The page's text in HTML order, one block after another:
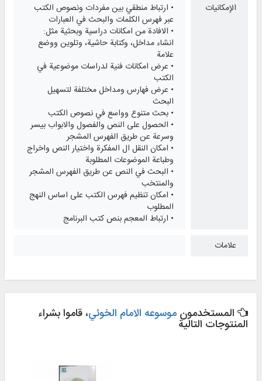
الإمكانيات
• ارتباط منطقي بين مفردات ونصوص الكتب
عبر فهرس الكلمات والبحث في العبارات
• الافادة من امكانات دراسية وبحثية مثل:
انشاء مداخل، وكتابة حاشية، وتلوين ووضع
علامة
• عرض امكانات فنية لدراسات موضوعية في
الكتب
• عرض فهارس ومداخل مختلفة لتسهيل
البحث
• بحث متنوع وواسع في نصوص الكتب
• الحصول على النص والفصول والابواب بيسر
وسرعة عن طريق الفهرس المشجر
• امكان النقل ال المفكرة واختيار النص واخراج
وطباعة الموضوعات المطلوبة
• البحث في النص عن طريق الفهرس المشجر
والمنتخب
• امكان تنظيم فهرس الكتب على اساس النهج
المطلوب
• ارتباط المعجم بنص كتب البرنامج
علامات
المستخدمون موسوعه الامام الخوئي، قاموا بشراء
المنتوجات التالية